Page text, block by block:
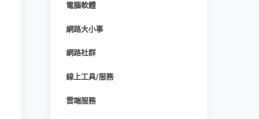
電腦軟體
網路大小事
網路社群
線上工具/服務
雲端服務